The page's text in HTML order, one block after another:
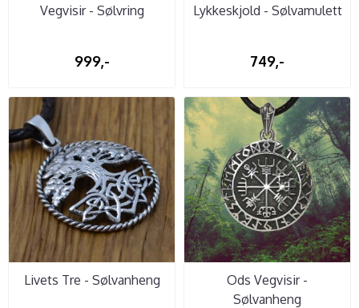
Vegvisir - Sølvring
999,-
Lykkeskjold - Sølvamulett
749,-
Livets Tre - Sølvanheng
Ods Vegvisir -
Sølvanheng